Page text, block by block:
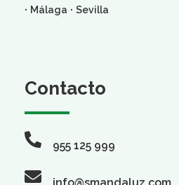
· Málaga · Sevilla
Contacto
955 125 999
info@smandaluz.com